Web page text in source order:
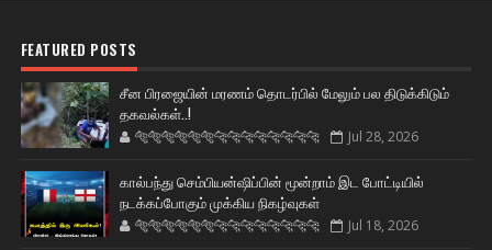
FEATURED POSTS
சீன பிரஜையின் மரணம் தொடர்பில் மேலும் பல திடுக்கிடும்
தகவல்கள்..!
🐅🐅🐅🐅🐅🐅🐆🐆🐆🐆🐆🐆🐆🐆 Jul 28, 2026
கால்பந்து செம்பியன்ஷிப்பின் மூன்றாம் இட போட்டியில்
நடக்கப்போகும் முக்கிய நிகழ்வுகள்
🐅🐅🐅🐅🐅🐅🐆🐆🐆🐆🐆🐆🐆🐆 Jul 18, 2026